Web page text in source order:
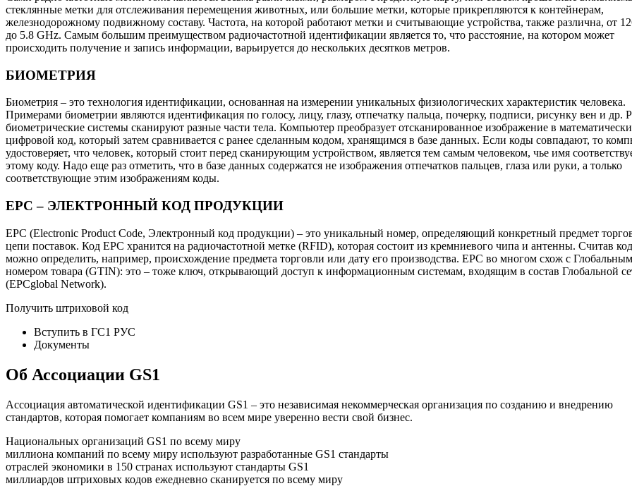
стеклянные метки для отслеживания перемещения животных, или большие метки, которые прикрепляются к контейнерам,
железнодорожному подвижному составу. Частота, на которой работают метки и считывающие устройства, также различна, от
до 5.8 GHz. Самым большим преимуществом радиочастотной идентификации является то, что расстояние, на котором может
происходить получение и запись информации, варьируется до нескольких десятков метров.
БИОМЕТРИЯ
Биометрия – это технология идентификации, основанная на измерении уникальных физиологических характеристик человека.
Примерами биометрии являются идентификация по голосу, лицу, глазу, отпечатку пальца, почерку, подписи, рисунку вен и др.
биометрические системы сканируют разные части тела. Компьютер преобразует отсканированное изображение в
цифровой код, который затем сравнивается с ранее сделанным кодом, хранящимся в базе данных. Если коды совпадают, то
удостоверяет, что человек, который стоит перед сканирующим устройством, является тем самым человеком, чье имя
этому коду. Надо еще раз отметить, что в базе данных содержатся не изображения отпечатков пальцев, глаза или руки, а только
соответствующие этим изображениям коды.
EPC – ЭЛЕКТРОННЫЙ КОД ПРОДУКЦИИ
EPC (Electronic Product Code, Электронный код продукции) – это уникальный номер, определяющий конкретный предмет
цепи поставок. Код ЕРС хранится на радиочастотной метке (RFID), которая состоит из кремниевого чипа и антенны. Считав
можно определить, например, происхождение предмета торговли или дату его производства. ЕРС во многом схож с Глобальным
номером товара (GTIN): это – тоже ключ, открывающий доступ к информационным системам, входящим в состав Глобальной
(EPCglobal Network).
Получить штриховой код
Вступить в ГС1 РУС
Документы
Об Ассоциации GS1
Ассоциация автоматической идентификации GS1 – это независимая некоммерческая организация по созданию и внедрению
стандартов, которая помогает компаниям во всем мире уверенно вести свой бизнес.
Национальных организаций GS1 по всему миру
миллиона компаний по всему миру используют разработанные GS1 стандарты
отраслей экономики в 150 странах используют стандарты GS1
миллиардов штриховых кодов ежедневно сканируется по всему миру